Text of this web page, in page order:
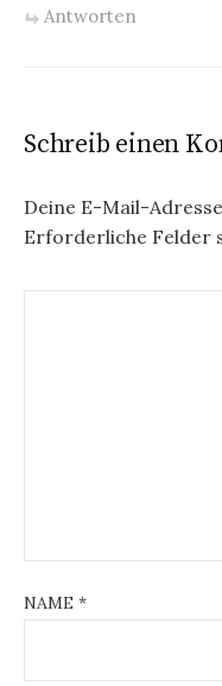
Antworten
Schreib einen
Deine E-Mail-
Erforderliche Felder
NAME *